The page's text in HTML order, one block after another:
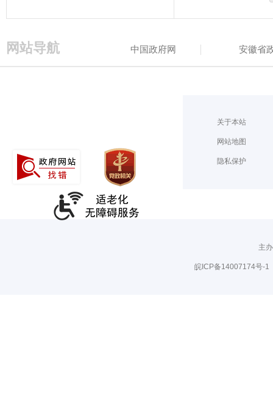
网站导航 中国政府网 安徽省
关于本站
网站地图
隐私保护
主
皖ICP备14007174号-1